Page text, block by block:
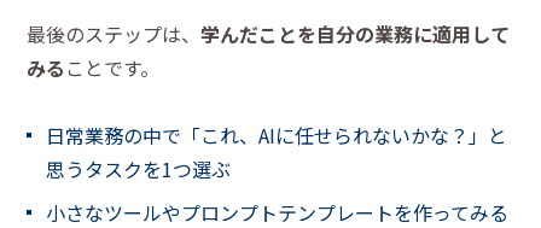
最後のステップは、 学んだことを自分の業務に適用して
みる ことです。
日常業務の中で「これ、AIに任せられないかな？」と
思うタスクを1つ選ぶ
小さなツールやプロンプトテンプレートを作ってみる